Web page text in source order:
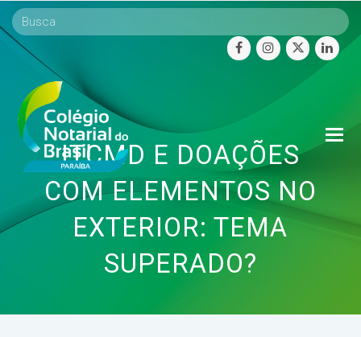
facebookinstagram
twitter
ITCMD E DOAÇÕES
COM ELEMENTOS NO
EXTERIOR: TEMA
SUPERADO?